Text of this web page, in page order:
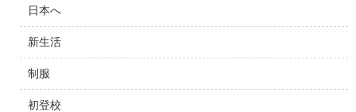
日本へ
新生活
制服
初登校